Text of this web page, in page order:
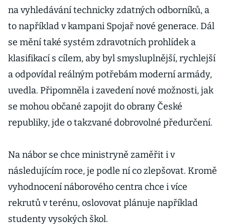
na vyhledávání technicky zdatných odborníků, a
to například v kampani Spojař nové generace. Dál
se mění také systém zdravotních prohlídek a
klasifikací s cílem, aby byl smysluplnější, rychlejší
a odpovídal reálným potřebám moderní armády,
uvedla. Připomněla i zavedení nové možnosti, jak
se mohou občané zapojit do obrany České
republiky, jde o takzvané dobrovolné předurčení.
Na nábor se chce ministryně zaměřit i v
následujícím roce, je podle ní co zlepšovat. Kromě
vyhodnocení náborového centra chce i více
rekrutů v terénu, oslovovat plánuje například
studenty vysokých škol.